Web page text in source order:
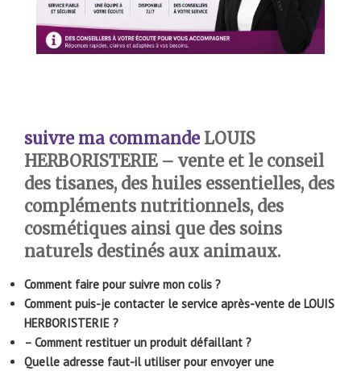
suivre ma commande LOUIS
HERBORISTERIE – vente et le conseil
des tisanes, des huiles essentielles, des
compléments nutritionnels, des
cosmétiques ainsi que des soins
naturels destinés aux animaux.
Comment faire pour suivre mon colis ?
Comment puis-je contacter le service après-vente de LOUIS
HERBORISTERIE ?
– Comment restituer un produit défaillant ?
Quelle adresse faut-il utiliser pour envoyer une